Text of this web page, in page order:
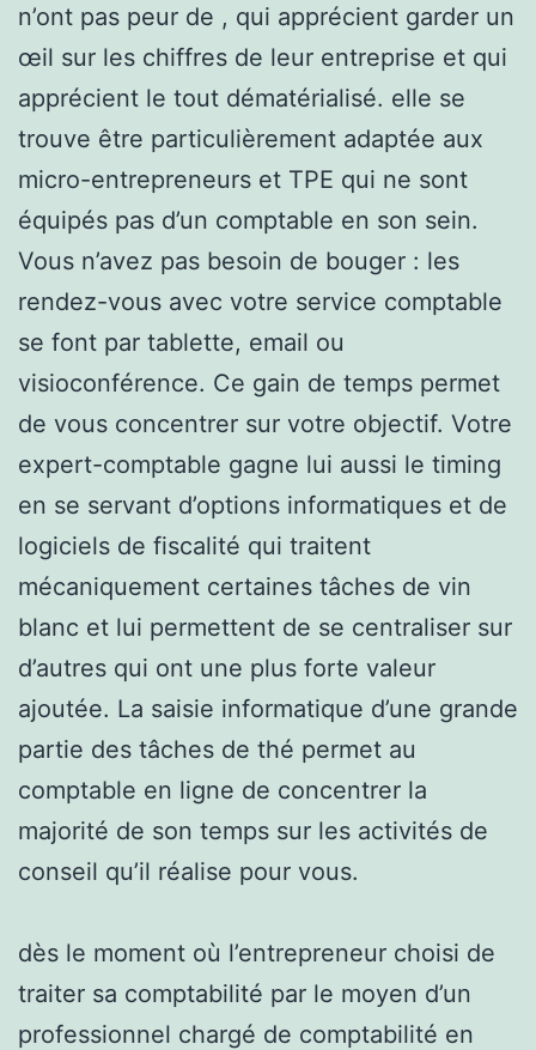
n’ont pas peur de , qui apprécient garder un
œil sur les chiffres de leur entreprise et qui
apprécient le tout dématérialisé. elle se
trouve être particulièrement adaptée aux
micro-entrepreneurs et TPE qui ne sont
équipés pas d’un comptable en son sein.
Vous n’avez pas besoin de bouger : les
rendez-vous avec votre service comptable
se font par tablette, email ou
visioconférence. Ce gain de temps permet
de vous concentrer sur votre objectif. Votre
expert-comptable gagne lui aussi le timing
en se servant d’options informatiques et de
logiciels de fiscalité qui traitent
mécaniquement certaines tâches de vin
blanc et lui permettent de se centraliser sur
d’autres qui ont une plus forte valeur
ajoutée. La saisie informatique d’une grande
partie des tâches de thé permet au
comptable en ligne de concentrer la
majorité de son temps sur les activités de
conseil qu’il réalise pour vous.
dès le moment où l’entrepreneur choisi de
traiter sa comptabilité par le moyen d’un
professionnel chargé de comptabilité en